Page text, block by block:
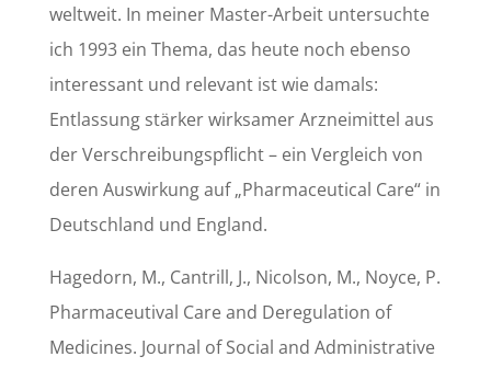
weltweit. In meiner Master-Arbeit untersuchte
ich 1993 ein Thema, das heute noch ebenso
interessant und relevant ist wie damals:
Entlassung stärker wirksamer Arzneimittel aus
der Verschreibungspflicht – ein Vergleich von
deren Auswirkung auf „Pharmaceutical Care“ in
Deutschland und England.
Hagedorn, M., Cantrill, J., Nicolson, M., Noyce, P.
Pharmaceutival Care and Deregulation of
Medicines. Journal of Social and Administrative